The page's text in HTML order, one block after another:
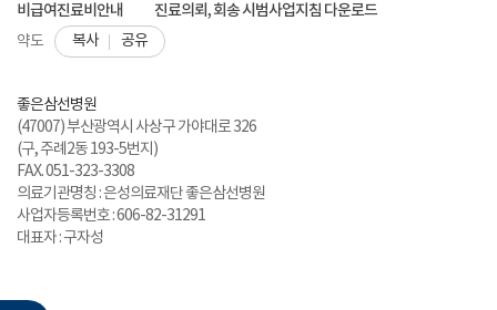
비급여진료비안내
진료의뢰, 회송 시범사업지침 다운로드
약도 복사 공유
좋은삼선병원
(47007) 부산광역시 사상구 가야대로 326
(구, 주례2동 193-5번지)
FAX. 051-323-3308
의료기관명칭 : 은성의료재단 좋은삼선병원
사업자등록번호 : 606-82-31291
대표자 : 구자성